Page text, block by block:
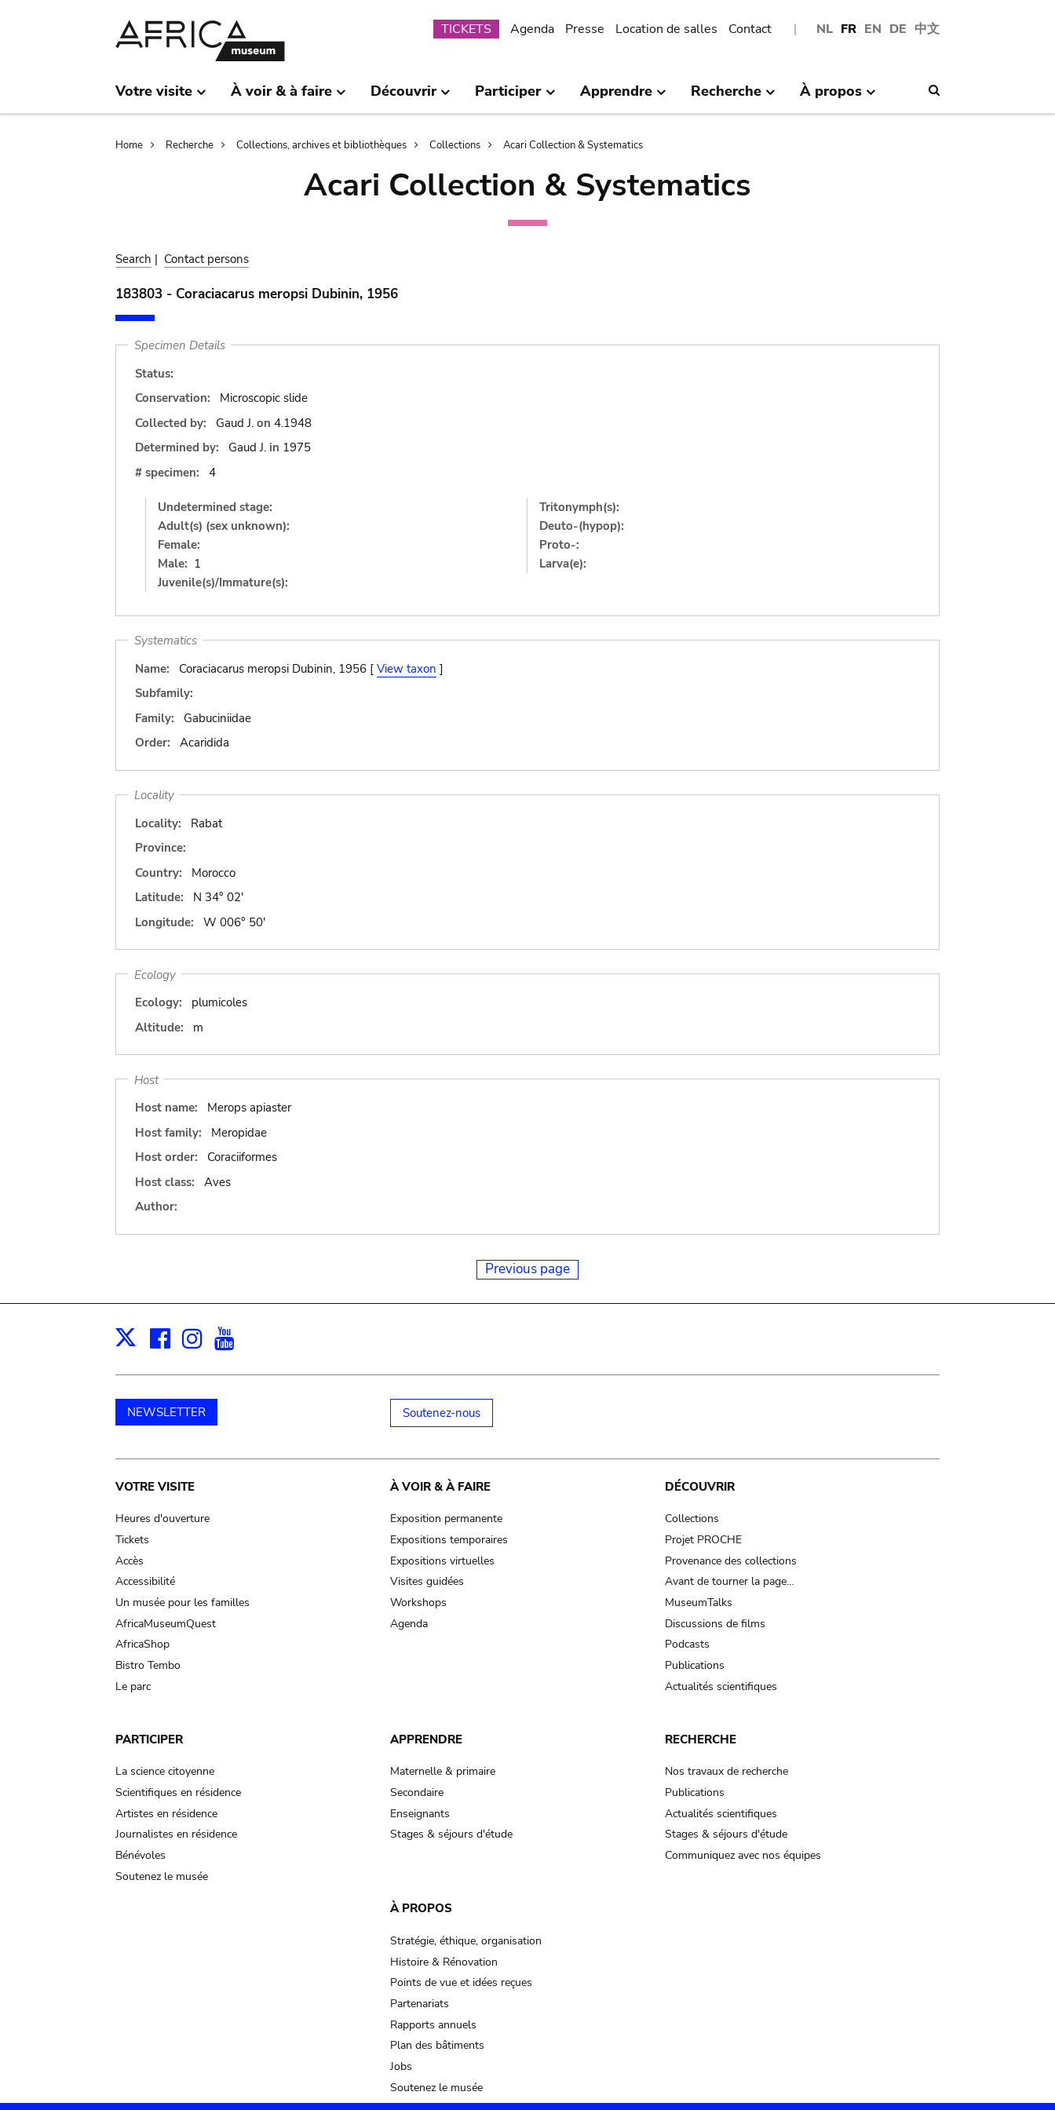
NL FR EN DE 中文
Submenu
TICKETS Agenda Presse Location de salles Contact
Votre visite À voir & à faire Découvrir Participer Apprendre Recherche À propos
Breadcrumb
Home Recherche Collections, archives et bibliothèques Collections Acari Collection & Systematics
Acari Collection & Systematics
Search | Contact persons
183803 - Coraciacarus meropsi Dubinin, 1956
Specimen Details
Status:
Conservation:
Microscopic slide
Collected by:
Gaud J. on 4.1948
Determined by:
Gaud J. in 1975
# specimen:
4
Undetermined stage:
Adult(s) (sex unknown):
Female:
Male: 1
Juvenile(s)/Immature(s):
Tritonymph(s):
Deuto-(hypop):
Proto-:
Larva(e):
Systematics
Name:
Coraciacarus meropsi Dubinin, 1956 [ View taxon ]
Subfamily:
Family:
Gabuciniidae
Order:
Acaridida
Locality
Locality:
Rabat
Province:
Country:
Morocco
Latitude:
N 34° 02'
Longitude:
W 006° 50'
Ecology
Ecology:
plumicoles
Altitude:
m
Host
Host name:
Merops apiaster
Host family:
Meropidae
Host order:
Coraciiformes
Host class:
Aves
Author:
Previous page
X Facebook
Instagram
NEWSLETTER Soutenez-nous
Main
navigation
VOTRE VISITE
Heures d'ouverture
Tickets
Accès
Accessibilité
Un musée pour les familles
AfricaMuseumQuest
AfricaShop
Bistro Tembo
Le parc
À VOIR & À FAIRE
Exposition permanente
Expositions temporaires
Expositions virtuelles
Visites guidées
Workshops
Agenda
DÉCOUVRIR
Collections
Projet PROCHE
Provenance des collections
Avant de tourner la page…
MuseumTalks
Discussions de films
Podcasts
Publications
Actualités scientifiques
PARTICIPER
La science citoyenne
Scientifiques en résidence
Artistes en résidence
Journalistes en résidence
Bénévoles
Soutenez le musée
APPRENDRE
Maternelle & primaire
Secondaire
Enseignants
Stages & séjours d'étude
RECHERCHE
Nos travaux de recherche
Publications
Actualités scientifiques
Stages & séjours d'étude
Communiquez avec nos équipes
À PROPOS
Stratégie, éthique, organisation
Histoire & Rénovation
Points de vue et idées reçues
Partenariats
Rapports annuels
Plan des bâtiments
Jobs
Soutenez le musée